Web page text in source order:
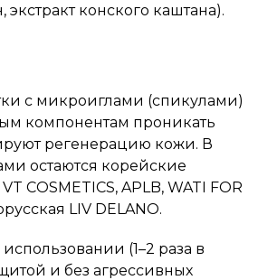
экстракт конского каштана).
с микроиглами (спикулами)
компонентам проникать
регенерацию кожи. В
остаются корейские
COSMETICS, APLB, WATI FOR
LIV DELANO.
(1–2 раза в
и без агрессивных